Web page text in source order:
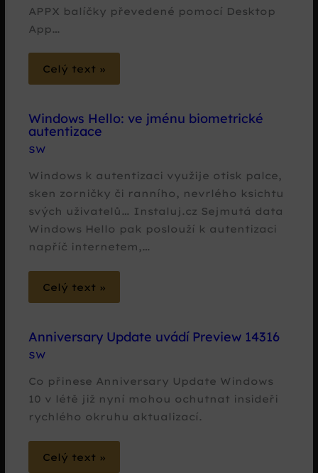
APPX balíčky převedené pomocí Desktop
App…
Celý text »
Windows Hello: ve jménu biometrické
autentizace
SW
Windows k autentizaci využije otisk palce,
sken zorničky či ranního, nevrlého ksichtu
svých uživatelů… Instaluj.cz Sejmutá data
Windows Hello pak poslouží k autentizaci
napříč internetem,…
Celý text »
Anniversary Update uvádí Preview 14316
SW
Co přinese Anniversary Update Windows
10 v létě již nyní mohou ochutnat insideři
rychlého okruhu aktualizací.
Celý text »